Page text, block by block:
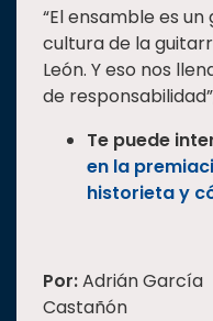
“El ensamble es
cultura de la
León. Y eso nos
de
Te puede
en la
historieta y
Por:Adrián García
Castañón